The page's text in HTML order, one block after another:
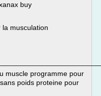
buy
musculation
muscle programme pour
poids proteine pour